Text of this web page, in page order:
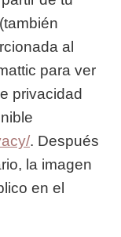
al
para ver
privacidad
. Después
la imagen
en el